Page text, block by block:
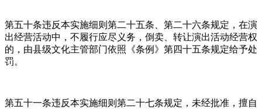
第五十条违反本实施细则第二十五条、第二十六条规定，在演
出经营活动中，不履行应尽义务，倒卖、转让演出活动经营权
的，由县级文化主管部门依照《条例》第四十五条规定给予处
罚。
第五十一条违反本实施细则第二十七条规定，未经批准，擅自